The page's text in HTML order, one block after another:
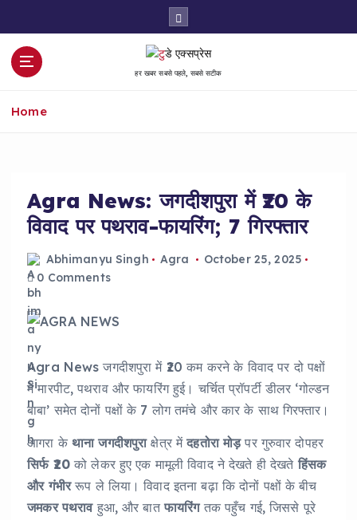
हर खबर सबसे पहले, सबसे सटीक
Home
Agra News: जगदीशपुरा में ₹20 के
विवाद पर पथराव-फायरिंग; 7 गिरफ्तार
Abhimanyu Singh Agra
October 25, 2025
0 Comments
Agra News जगदीशपुरा में ₹20 कम करने के विवाद पर दो पक्षों
में मारपीट, पथराव और फायरिंग हुई। चर्चित प्रॉपर्टी डीलर ‘गोल्डन
बाबा’ समेत दोनों पक्षों के 7 लोग तमंचे और कार के साथ गिरफ्तार।
आगरा के थाना जगदीशपुराक्षेत्र मेंदहतोरा मोड़पर गुरुवार दोपहर
सिर्फ ₹20को लेकर हुए एक मामूली विवाद ने देखते ही देखतेहिंसक
और गंभीररूप ले लिया। विवाद इतना बढ़ा कि दोनों पक्षों के बीच
जमकर पथरावहुआ, और बातफायरिंगतक पहुँच गई, जिससे पूरे